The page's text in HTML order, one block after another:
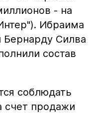
- на
Ибраима
Бернарду Силва
состав
соблюдать
счет продажи